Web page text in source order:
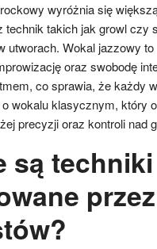
wyróżnia się
technik takich jak growl czy
utworach. Wokal jazzowy
oraz swobodę
co sprawia, że każdy
wokalu klasycznym, który
precyzji oraz kontroli nad
są